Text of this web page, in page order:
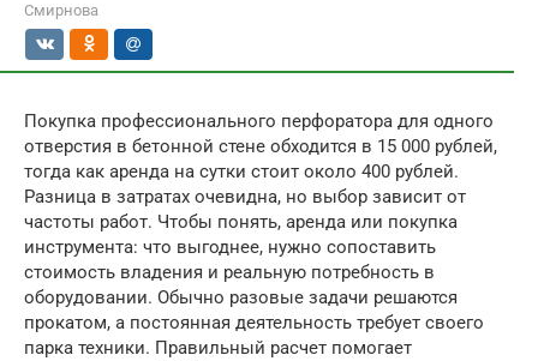
Смирнова
Покупка профессионального перфоратора для одного
отверстия в бетонной стене обходится в 15 000 рублей,
тогда как аренда на сутки стоит около 400 рублей.
Разница в затратах очевидна, но выбор зависит от
частоты работ. Чтобы понять, аренда или покупка
инструмента: что выгоднее, нужно сопоставить
стоимость владения и реальную потребность в
оборудовании. Обычно разовые задачи решаются
прокатом, а постоянная деятельность требует своего
парка техники. Правильный расчет помогает